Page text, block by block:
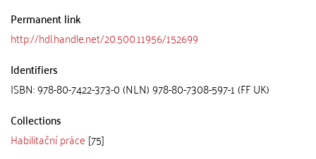
Permanent link
http://hdl.handle.net/20.500.11956/152699
Identifiers
ISBN: 978-80-7422-373-0 (NLN) 978-80-7308-597-1 (FF UK)
Collections
Habilitační práce [75]